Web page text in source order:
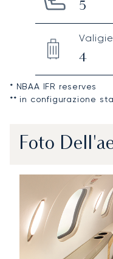
5
Valigie
4
* NBAA IFR reserves
** in configurazione
Foto